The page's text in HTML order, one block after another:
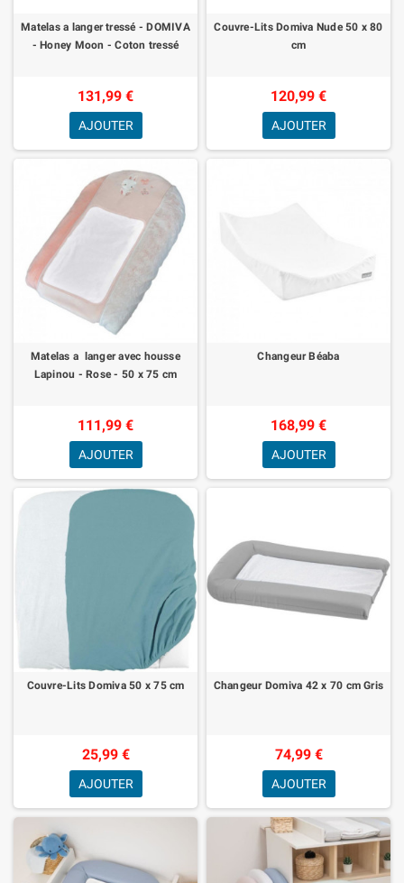
Matelas a langer tressé - DOMIVA
- Honey Moon - Coton tressé
131,99 €
AJOUTER
Couvre-Lits Domiva Nude 50 x 80
cm
120,99 €
AJOUTER
Matelas a langer avec housse
Lapinou - Rose - 50 x 75 cm
111,99 €
AJOUTER
Changeur Béaba
168,99 €
AJOUTER
Couvre-Lits Domiva 50 x 75 cm
25,99 €
AJOUTER
Changeur Domiva 42 x 70 cm Gris
74,99 €
AJOUTER